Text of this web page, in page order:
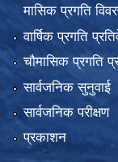
मासिक प्रगति
वार्षिक प्रगति
चौमासिक प्रगति
सार्वजनिक सुनुवाई
सार्वजनिक परीक्षण
प्रकाशन